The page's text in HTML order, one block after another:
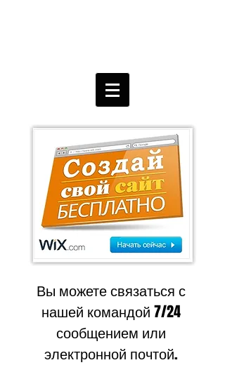
Вы можете связаться с
нашей командой 7/24
сообщением или
электронной почтой.